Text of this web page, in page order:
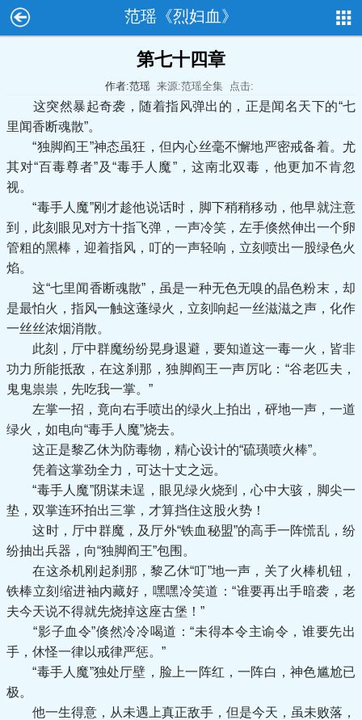
范瑶《烈妇血》
第七十四章
作者:范瑶 来源:范瑶全集 点击:
这突然暴起奇袭，随着指风弹出的，正是闻名天下的“七
里闻香断魂散”。
“独脚阎王”神态虽狂，但内心丝毫不懈地严密戒备着。尤
其对“百毒尊者”及“毒手人魔”，这南北双毒，他更加不肯忽
视。
“毒手人魔”刚才趁他说话时，脚下稍稍移动，他早就注意
到，此刻眼见对方十指飞弹，一声冷笑，左手倏然伸出一个卵
管粗的黑棒，迎着指风，叮的一声轻响，立刻喷出一股绿色火
焰。
这“七里闻香断魂散”，虽是一种无色无嗅的晶色粉末，却
是最怕火，指风一触这蓬绿火，立刻响起一丝滋滋之声，化作
一丝丝浓烟消散。
此刻，厅中群魔纷纷晃身退避，要知道这一毒一火，皆非
功力所能抵敌，在这刹那，独脚阎王一声厉叱：“谷老匹夫，
鬼鬼祟祟，先吃我一掌。”
左掌一招，竟向右手喷出的绿火上拍出，砰地一声，一道
绿火，如电向“毒手人魔”烧去。
这正是黎乙休为防毒物，精心设计的“硫璜喷火棒”。
凭着这掌劲全力，可达十丈之远。
“毒手人魔”阴谋未逞，眼见绿火烧到，心中大骇，脚尖一
垫，双掌连环拍出三掌，才算挡住这股火势！
这时，厅中群魔，及厅外“铁血秘盟”的高手一阵慌乱，纷
纷抽出兵器，向“独脚阎王”包围。
在这杀机刚起刹那，黎乙休“叮”地一声，关了火棒机钮，
铁棒立刻缩进袖内藏好，嘿嘿冷笑道：“谁要再出手暗袭，老
夫今天说不得就先烧掉这座古堡！”
“影子血令”倏然冷冷喝道：“未得本令主谕令，谁要先出
手，休怪一律以戒律严惩。”
“毒手人魔”独处厅壁，脸上一阵红，一阵白，神色尴尬已
极。
他一生得意，从未遇上真正敌手，但是今天，虽未败落，